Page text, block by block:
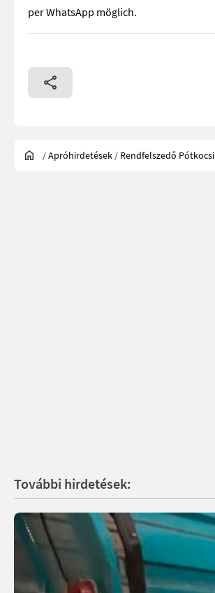
per WhatsApp möglich.
/Apróhirdetések / Rendfelszedő Pótkocsi
További hirdetések: